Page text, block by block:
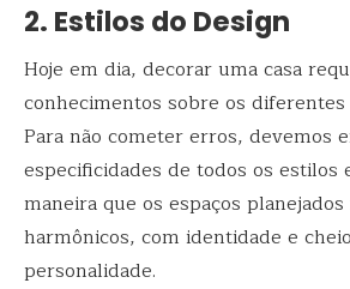
2. Estilos do Design
Hoje em dia, decorar uma casa
conhecimentos sobre os
Para não cometer erros, devemos
especificidades de todos os estilos
maneira que os espaços
harmônicos, com identidade e
personalidade.